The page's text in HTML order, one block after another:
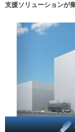
支援ソリューションが